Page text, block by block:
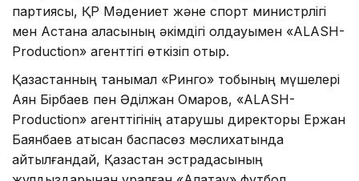
партиясы, ҚР Мәдениет және спорт министрлігі
мен Астана қаласының әкімдігі қолдауымен «ALASH-
Production» агенттігі өткізіп отыр.
Қазақстанның танымал «Ринго» тобының мүшелері
Аян Бірбаев пен Әділжан Омаров, «ALASH-
Production» агенттігінің атқарушы директоры Ержан
Баянбаев қатысқан баспасөз мәслихатында
айтылғандай, Қазақстан эстрадасының